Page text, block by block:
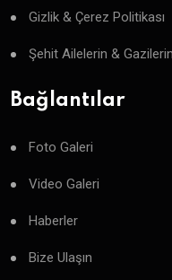
Gizlik & Çerez Politikası
Şehit Ailelerin &
Bağlantılar
Foto Galeri
Video Galeri
Haberler
Bize Ulaşın